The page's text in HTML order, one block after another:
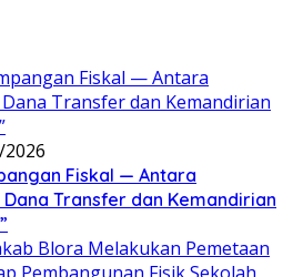
Fiskal — Antara
Transfer dan Kemandirian